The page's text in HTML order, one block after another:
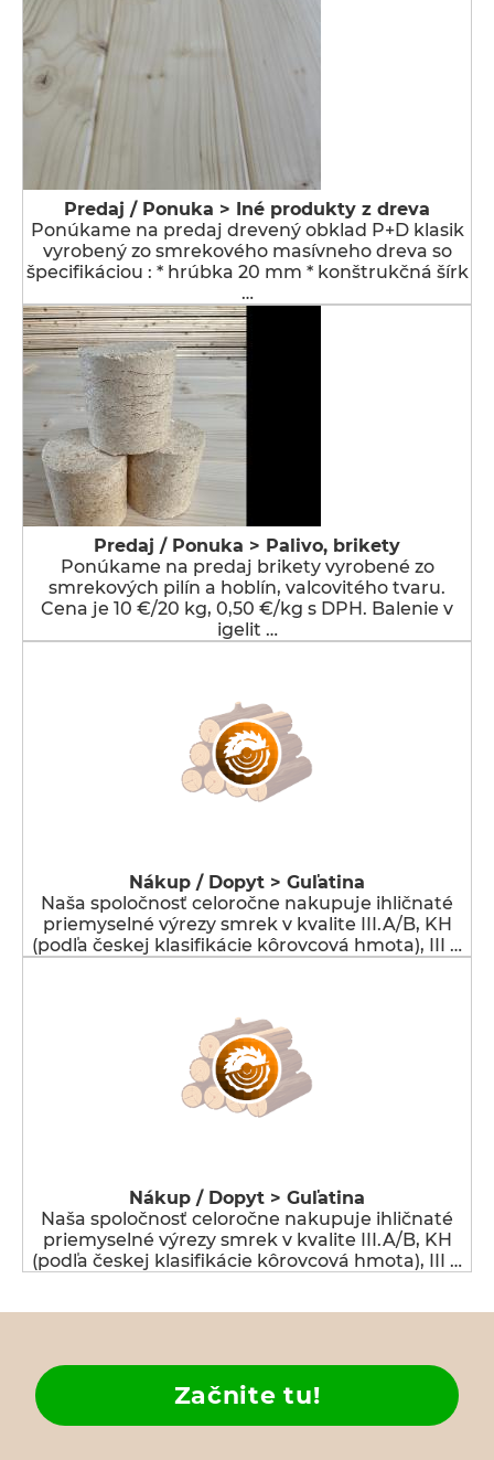
Predaj / Ponuka > Iné produkty z dreva
Ponúkame na predaj drevený obklad P+D klasik
vyrobený zo smrekového masívneho dreva so
špecifikáciou : * hrúbka 20 mm * konštrukčná šírk
…
Predaj / Ponuka > Palivo, brikety
Ponúkame na predaj brikety vyrobené zo
smrekových pilín a hoblín, valcovitého tvaru.
Cena je 10 €/20 kg, 0,50 €/kg s DPH. Balenie v
igelit …
Nákup / Dopyt > Guľatina
Naša spoločnosť celoročne nakupuje ihličnaté
priemyselné výrezy smrek v kvalite III.A/B, KH
(podľa českej klasifikácie kôrovcová hmota), III …
Nákup / Dopyt > Guľatina
Naša spoločnosť celoročne nakupuje ihličnaté
priemyselné výrezy smrek v kvalite III.A/B, KH
(podľa českej klasifikácie kôrovcová hmota), III …
Začnite tu!